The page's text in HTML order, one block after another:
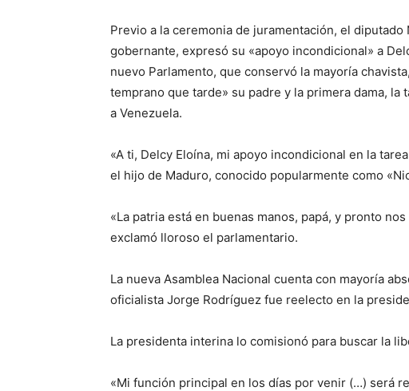
Previo a la ceremonia de juramentación, el
gobernante, expresó su «apoyo incondicional» a
nuevo Parlamento, que conservó la mayoría
temprano que tarde» su padre y la primera dama,
a Venezuela.
«A ti, Delcy Eloína, mi apoyo incondicional en la
el hijo de Maduro, conocido popularmente como
«La patria está en buenas manos, papá, y pronto
exclamó lloroso el parlamentario.
La nueva Asamblea Nacional cuenta con mayoría
oficialista Jorge Rodríguez fue reelecto en la
La presidenta interina lo comisionó para buscar la
«Mi función principal en los días por venir (…) será